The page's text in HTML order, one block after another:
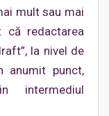
mult sau mai
că redactarea
la nivel de
anumit punct,
intermediul